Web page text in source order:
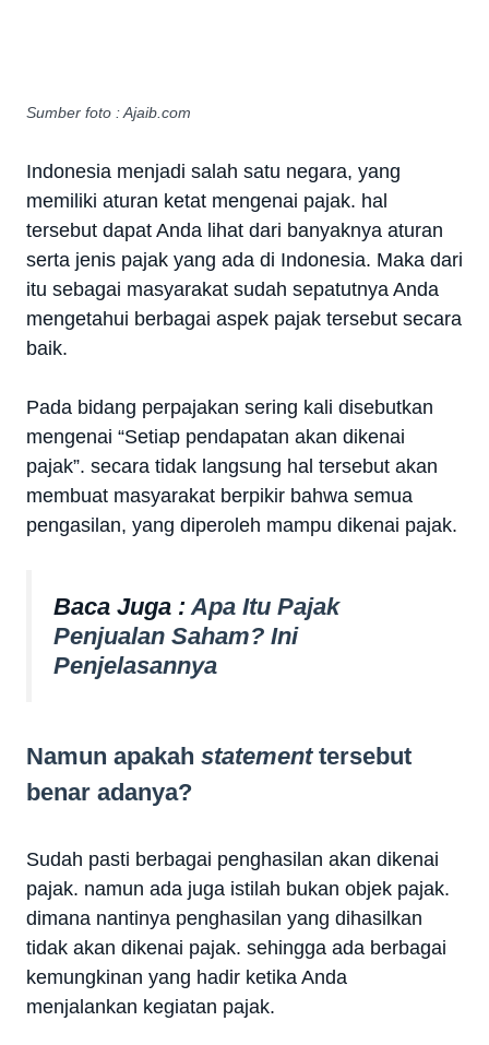
Sumber foto : Ajaib.com
Indonesia menjadi salah satu negara, yang
memiliki aturan ketat mengenai pajak. hal
tersebut dapat Anda lihat dari banyaknya aturan
serta jenis pajak yang ada di Indonesia. Maka dari
itu sebagai masyarakat sudah sepatutnya Anda
mengetahui berbagai aspek pajak tersebut secara
baik.
Pada bidang perpajakan sering kali disebutkan
mengenai “Setiap pendapatan akan dikenai
pajak”. secara tidak langsung hal tersebut akan
membuat masyarakat berpikir bahwa semua
pengasilan, yang diperoleh mampu dikenai pajak.
Baca Juga :Apa Itu Pajak
Penjualan Saham? Ini
Penjelasannya
Namun apakah statement tersebut
benar adanya?
Sudah pasti berbagai penghasilan akan dikenai
pajak. namun ada juga istilah bukan objek pajak.
dimana nantinya penghasilan yang dihasilkan
tidak akan dikenai pajak. sehingga ada berbagai
kemungkinan yang hadir ketika Anda
menjalankan kegiatan pajak.